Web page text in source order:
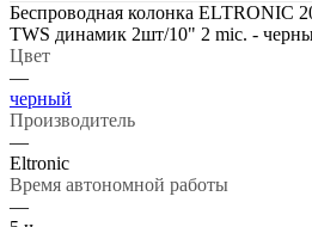
Беспроводная колонка ELTRONIC
TWS динамик 2шт/10" 2 mic. -
Цвет
—
черный
Производитель
—
Eltronic
Время автономной работы
—